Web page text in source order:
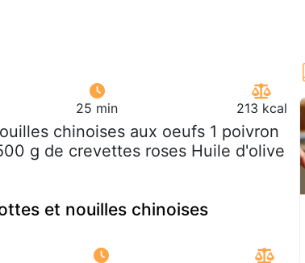
25 min 213 kcal
chinoises aux oeufs 1 poivron
g de crevettes roses Huile d'olive
et nouilles chinoises